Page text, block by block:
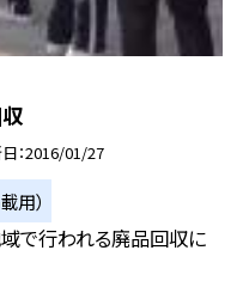
2016/01/27
用）
で行われる廃品回収に